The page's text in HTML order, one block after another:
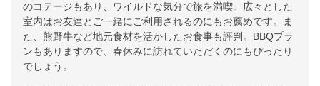
のコテージもあり、ワイルドな気分で旅を満喫。広々とした
室内はお友達とご一緒にご利用されるのにもお薦めです。ま
た、熊野牛など地元食材を活かしたお食事も評判。BBQプラ
ンもありますので、春休みに訪れていただくのにもぴったり
でしょう。